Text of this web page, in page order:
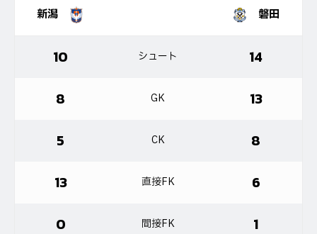
新潟 磐田
10 シュート
14
8
GK
13
5
CK
8
13
直接FK
6
0
間接FK
1